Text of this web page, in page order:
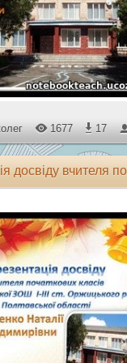
1677 17
досвіду вчителя